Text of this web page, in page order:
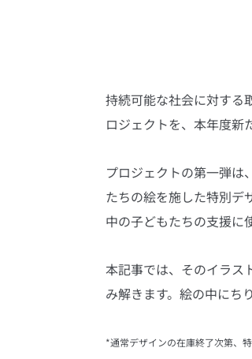
持続可能な社会に対する
ロジェクトを、本年度新
プロジェクトの第一弾は
たちの絵を施した特別デ
中の子どもたちの支援に
本記事では、そのイラス
み解きます。絵の中にち
*通常デザインの在庫終了次第、